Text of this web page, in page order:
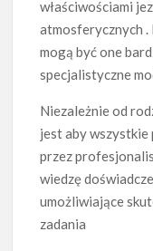
właściwościami
atmosferycznych .
mogą być one
specjalistyczne
Niezależnie od
jest aby wszystkie
przez
wiedzę
umożliwiające
zadania